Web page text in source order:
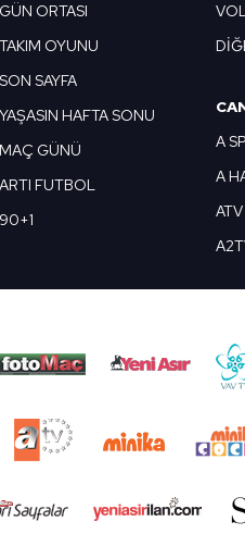
GÜN ORTASI
TAKIM OYUNU
SON SAYFA
YAŞASIN HAFTA SONU
MAÇ GÜNÜ
ARTI FUTBOL
90+1
A
A
ATV